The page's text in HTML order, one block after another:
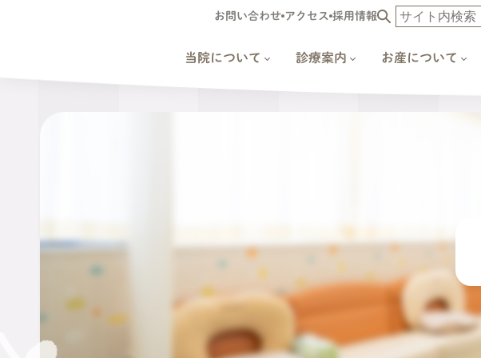
お問い合わせ アクセス 採用情報
当院について 診療案内 お産について